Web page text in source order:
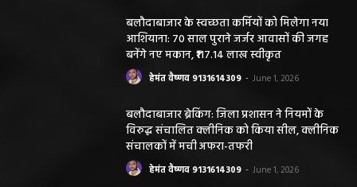
बलौदाबाजार के स्वच्छता कर्मियों को मिलेगा नया
आशियाना: 70 साल पुराने जर्जर आवासों की जगह
बनेंगे नए मकान, ₹117.14 लाख स्वीकृत
हेमंत वैष्णव 9131614309 - June 1, 2026
बलौदाबाजार ब्रेकिंग: जिला प्रशासन ने नियमों के
विरुद्ध संचालित क्लीनिक को किया सील, क्लीनिक
संचालकों में मची अफरा-तफरी
हेमंत वैष्णव 9131614309 - June 1, 2026